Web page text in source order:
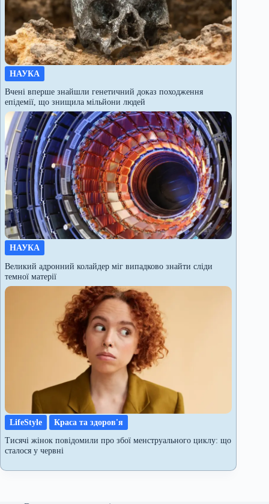
НАУКА
Вчені вперше знайшли генетичний доказ походження
епідемії, що знищила мільйони людей
НАУКА
Великий адронний колайдер міг випадково знайти сліди
темної матерії
LifeStyle
Краса та здоров'я
Тисячі жінок повідомили про збої менструального циклу: що
сталося у червні